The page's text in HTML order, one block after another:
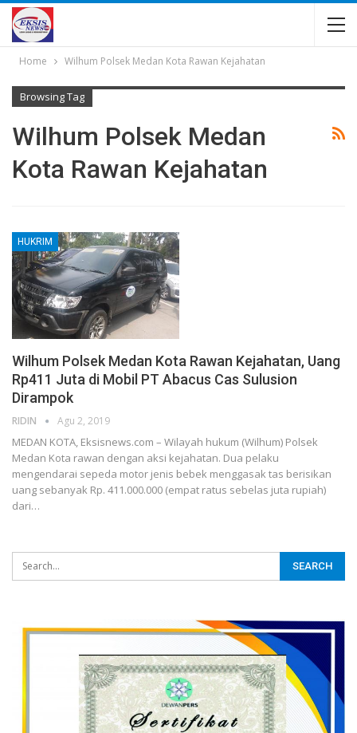
Home Wilhum Polsek Medan Kota Rawan Kejahatan
Browsing Tag
Wilhum Polsek Medan
Kota Rawan Kejahatan
HUKRIM
Wilhum Polsek Medan Kota Rawan Kejahatan, Uang
Rp411 Juta di Mobil PT Abacus Cas Sulusion
Dirampok
RIDIN Agu 2, 2019
MEDAN KOTA, Eksisnews.com – Wilayah hukum (Wilhum) Polsek
Medan Kota rawan dengan aksi kejahatan. Dua pelaku
mengendarai sepeda motor jenis bebek menggasak tas berisikan
uang sebanyak Rp. 411.000.000 (empat ratus sebelas juta rupiah)
dari…